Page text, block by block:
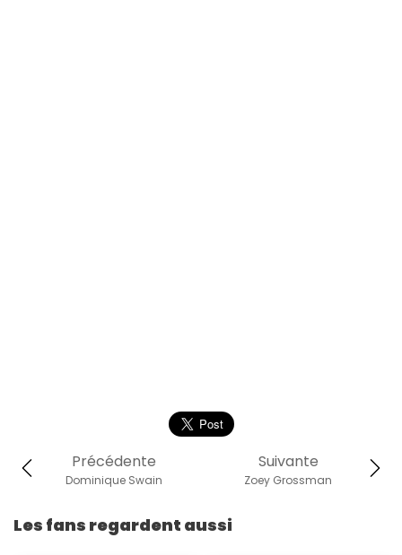
Suivante
Zoey Grossman
Précédente
Dominique Swain
Les fans regardent aussi